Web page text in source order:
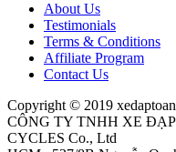
About Us
Testimonials
Terms & Conditions
Affiliate Program
Contact Us
Copyright © 2019
CÔNG TY TNHH XE
CYCLES Co., Ltd